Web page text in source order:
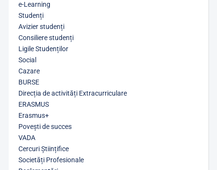
e-Learning
Studenți
Avizier studenți
Consiliere studenți
Ligile Studenților
Social
Cazare
BURSE
Direcția de activități Extracurriculare
ERASMUS
Erasmus+
Povești de succes
VADA
Cercuri Științifice
Societăți Profesionale